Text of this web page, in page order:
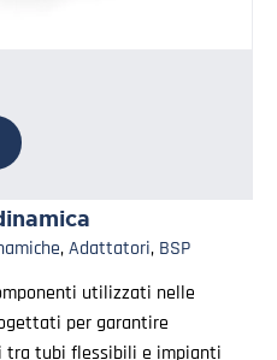
,Adattatori, BSP
utilizzati nelle
per garantire
tra tubi flessibili e impianti